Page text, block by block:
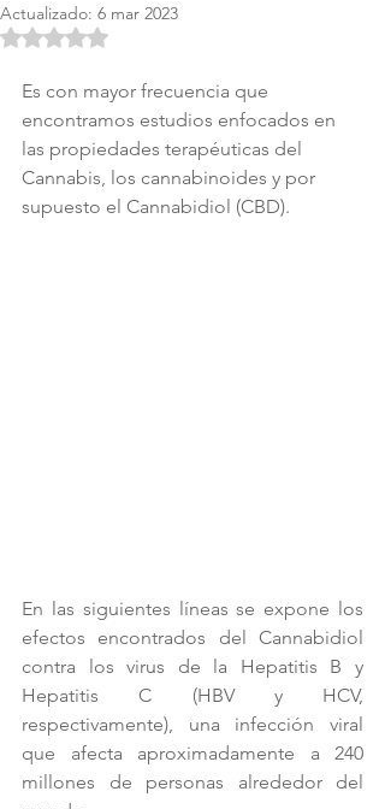
Actualizado: 6 mar 2023
Obtuvo NaN de 5 estrellas.
Es con mayor frecuencia que
encontramos estudios enfocados en
las propiedades terapéuticas del
Cannabis, los cannabinoides y por
supuesto el Cannabidiol (CBD).
En las siguientes líneas se expone los
efectos encontrados del Cannabidiol
contra los virus de la Hepatitis B y
Hepatitis C (HBV y HCV,
respectivamente), una infección viral
que afecta aproximadamente a 240
millones de personas alrededor del